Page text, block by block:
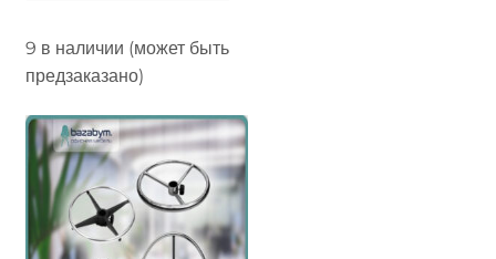
9 в наличии (может быть
предзаказано)